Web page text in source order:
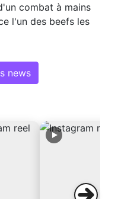
combat à mains
l'un des beefs les
news